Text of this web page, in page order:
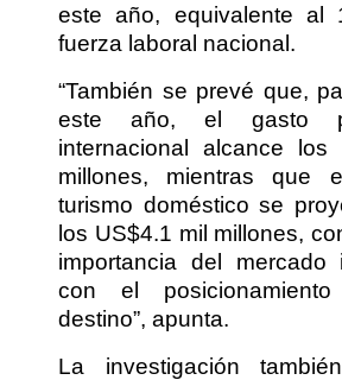
este año, equivalente al
fuerza laboral nacional.
“También se prevé que,
este año, el gasto
internacional alcance los
millones, mientras que
turismo doméstico se
los US$4.1 mil millones,
importancia del mercado
con el
destino”, apunta.
La investigación